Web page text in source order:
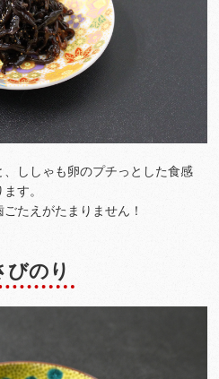
ししゃも卵のプチっとした食感
す。
たえがたまりません！
びのり